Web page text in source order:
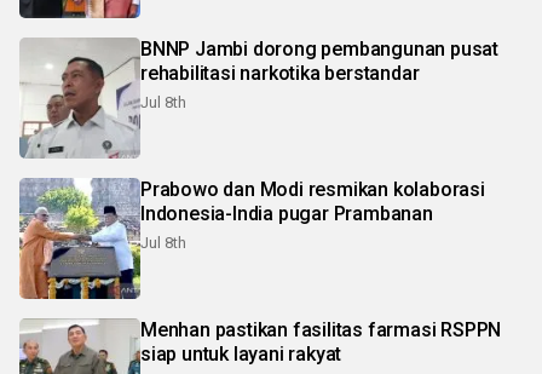
BNNP Jambi dorong pembangunan pusat
rehabilitasi narkotika berstandar
Jul 8th
Prabowo dan Modi resmikan kolaborasi
Indonesia-India pugar Prambanan
Jul 8th
Menhan pastikan fasilitas farmasi RSPPN
siap untuk layani rakyat